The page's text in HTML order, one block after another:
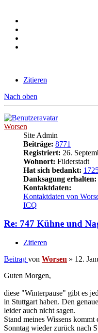
Zitieren
Nach oben
Worsen
Site Admin
Beiträge: 8771
Registriert: 26.
Wohnort: Filderstadt
Hat sich bedankt:
Danksagung erhalten:
Kontaktdaten:
Kontaktdaten von
ICQ
Re: 747 Kühne und
Zitieren
Beitrag von Worsen » 12.
Guten Morgen,
diese "Winterpause" gibt es
in Stuttgart haben. Den
leider auch nicht sagen.
Stand meines Wissens
Sonntag wieder zurück nach